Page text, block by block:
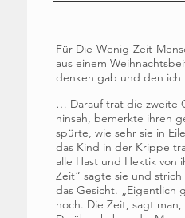
Für Die-Wenig-Zeit-
aus einem
denken gab und den ich
… Darauf trat die zweite
hinsah, bemerkte ihren
spürte, wie sehr sie in
das Kind in der Krippe
alle Hast und Hektik von
Zeit“ sagte sie und
das Gesicht. „Eigentlich
noch. Die Zeit, sagt